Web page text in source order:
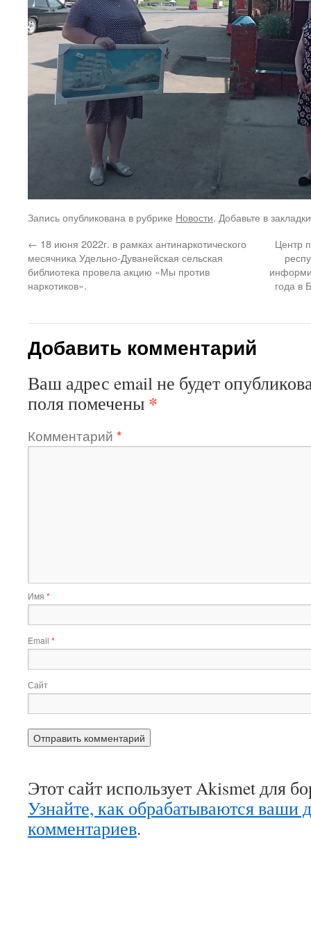
Запись опубликована в рубрике Новости. Добавьте в
← 18 июня 2022г. в рамках антинаркотического
месячника Удельно-Дуванейская сельская
библиотека провела акцию «Мы против
наркотиков».
Центр
года в
Добавить комментарий
Ваш адрес email не будет
поля помечены *
Комментарий *
Имя *
Email *
Сайт
Этот сайт использует Akismet для
Узнайте, как обрабатываются ваши
комментариев.